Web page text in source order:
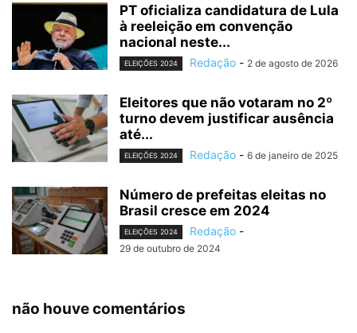
PT oficializa candidatura de Lula
à reeleição em convenção
nacional neste...
ELEIÇÕES 2024 Redação - 2 de agosto de 2026
Eleitores que não votaram no 2º
turno devem justificar ausência
até...
ELEIÇÕES 2024 Redação - 6 de janeiro de 2025
Número de prefeitas eleitas no
Brasil cresce em 2024
ELEIÇÕES 2024 Redação -
29 de outubro de 2024
não houve comentários